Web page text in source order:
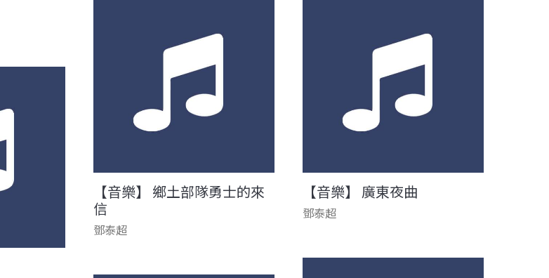
【音樂】 鄉土部隊勇士的來
信
鄧泰超
【音樂】 廣東夜曲
鄧泰超